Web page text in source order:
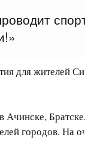
для жителей
Ачинске,
городов. На